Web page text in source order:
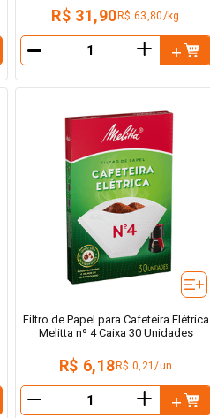
R$ 31,90 R$ 63,80/kg
＋
－
Filtro de Papel para Cafeteira Elétrica
Melitta nº 4 Caixa 30 Unidades
R$ 6,18R$ 0,21/un
＋